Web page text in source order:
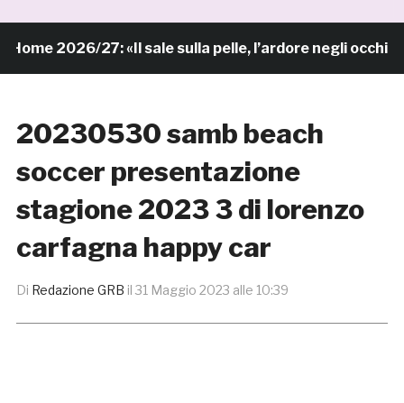
2026/27: «Il sale sulla pelle, l’ardore negli occhi»
20230530 samb beach
soccer presentazione
stagione 2023 3 di lorenzo
carfagna happy car
Di Redazione GRB il 31 Maggio 2023 alle 10:39